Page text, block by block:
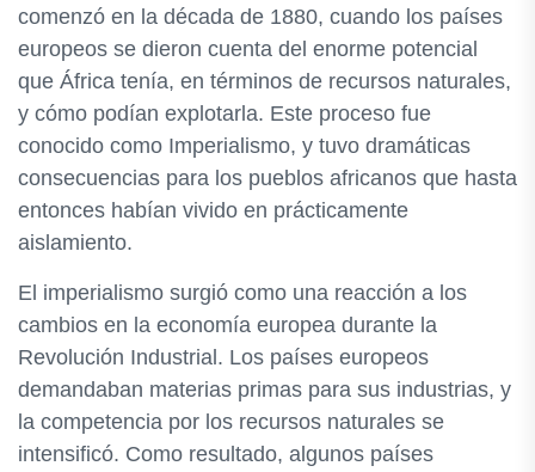
comenzó en la década de 1880, cuando los países
europeos se dieron cuenta del enorme potencial
que África tenía, en términos de recursos naturales,
y cómo podían explotarla. Este proceso fue
conocido como Imperialismo, y tuvo dramáticas
consecuencias para los pueblos africanos que hasta
entonces habían vivido en prácticamente
aislamiento.
El imperialismo surgió como una reacción a los
cambios en la economía europea durante la
Revolución Industrial. Los países europeos
demandaban materias primas para sus industrias, y
la competencia por los recursos naturales se
intensificó. Como resultado, algunos países